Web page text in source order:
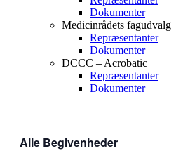
Dokumenter
Medicinrådets fagudvalg
Repræsentanter
Dokumenter
DCCC – Acrobatic
Repræsentanter
Dokumenter
Alle Begivenheder